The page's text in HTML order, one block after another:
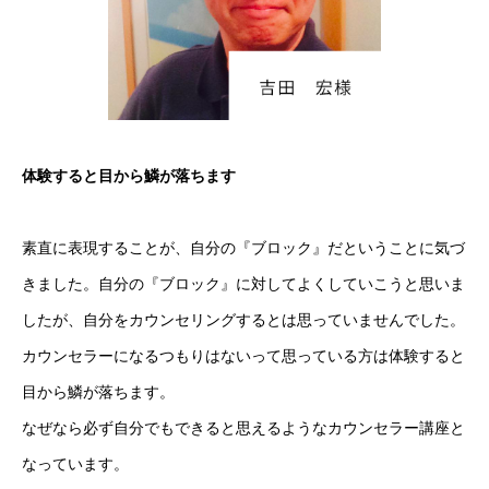
ヴォルテックスについて
各種お問合せについて
Home ヴォルテックスについて
体験すると目から鱗が落ちます
素直に表現することが、自分の『ブロック』だということに気づ
きました。自分の『ブロック』に対してよくしていこうと思いま
したが、自分をカウンセリングするとは思っていませんでした。
カウンセラーになるつもりはないって思っている方は体験すると
目から鱗が落ちます。
なぜなら必ず自分でもできると思えるようなカウンセラー講座と
なっています。